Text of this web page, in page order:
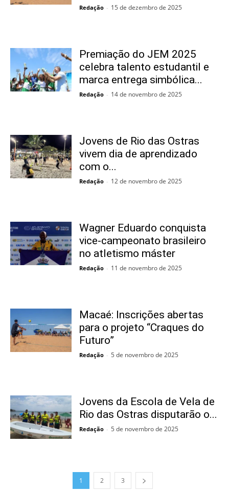
Redação - 15 de dezembro de 2025
Premiação do JEM 2025
celebra talento estudantil e
marca entrega simbólica...
Redação - 14 de novembro de 2025
Jovens de Rio das Ostras
vivem dia de aprendizado
com o...
Redação - 12 de novembro de 2025
Wagner Eduardo conquista
vice-campeonato brasileiro
no atletismo máster
Redação - 11 de novembro de 2025
Macaé: Inscrições abertas
para o projeto “Craques do
Futuro”
Redação - 5 de novembro de 2025
Jovens da Escola de Vela de
Rio das Ostras disputarão o...
Redação - 5 de novembro de 2025
1 2 3